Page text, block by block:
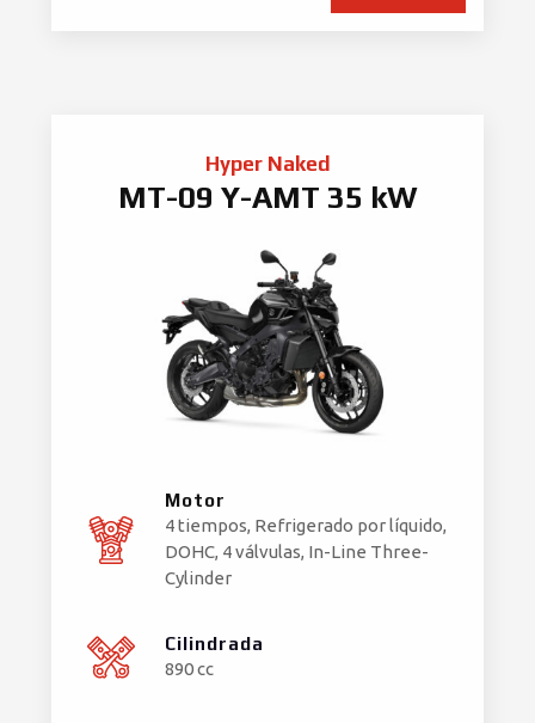
Hyper Naked
MT-09 Y-AMT 35 kW
Motor
4 tiempos, Refrigerado por líquido,
DOHC, 4 válvulas, In-Line Three-
Cylinder
Cilindrada
890 cc